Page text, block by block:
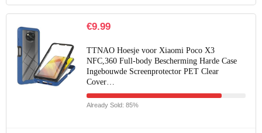
€9.99
TTNAO Hoesje voor Xiaomi Poco X3
NFC,360 Full-body Bescherming Harde Case
Ingebouwde Screenprotector PET Clear
Cover…
Already Sold: 85%